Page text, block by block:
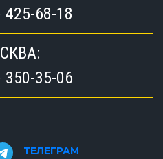
425-68-18
350-35-06
ТЕЛЕГРАМ